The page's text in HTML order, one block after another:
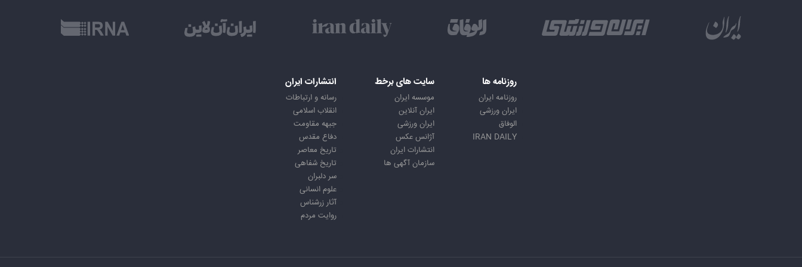
روزنامه ها
روزنامه ایران
ایران ورزشی
الوفاق
IRAN DAILY
سایت های برخط
موسسه ایران
ایران آنلاین
ایران ورزشی
آژانس عکس
انتشارات ایران
سازمان آگهی ها
انتشارات ایران
رسانه و ارتباطات
انقلاب اسلامی
جبهه مقاومت
دفاع مقدس
تاریخ معاصر
تاریخ شفاهی
سر دلبران
علوم انسانی
آثار زرشناس
روایت مردم